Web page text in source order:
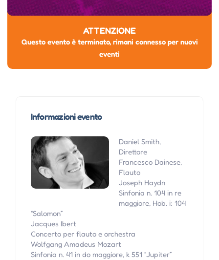
ATTENZIONE
Questo evento è terminato, rimani connesso per nuovi
eventi
Informazioni evento
Daniel Smith,
Direttore
Francesco Dainese,
Flauto
Joseph Haydn
Sinfonia n. 104 in re
maggiore, Hob. i: 104
“Salomon”
Jacques Ibert
Concerto per flauto e orchestra
Wolfgang Amadeus Mozart
Sinfonia n. 41 in do maggiore, k 551 “Jupiter”